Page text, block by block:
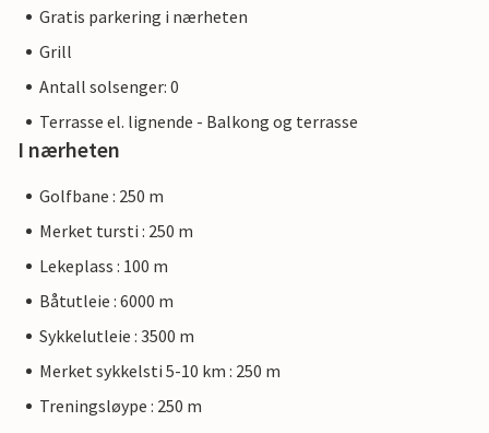
Gratis parkering i nærheten
Grill
Antall solsenger: 0
Terrasse el. lignende - Balkong og terrasse
I nærheten
Golfbane : 250 m
Merket tursti : 250 m
Lekeplass : 100 m
Båtutleie : 6000 m
Sykkelutleie : 3500 m
Merket sykkelsti 5-10 km : 250 m
Treningsløype : 250 m